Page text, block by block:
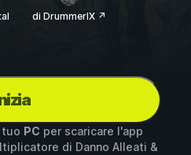
di DrummerIX ↗
PC per scaricare l'app
di Danno Alleati &